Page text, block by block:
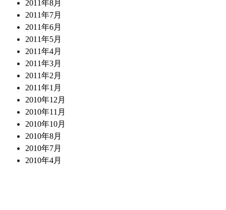
2011年8月
2011年7月
2011年6月
2011年5月
2011年4月
2011年3月
2011年2月
2011年1月
2010年12月
2010年11月
2010年10月
2010年8月
2010年7月
2010年4月